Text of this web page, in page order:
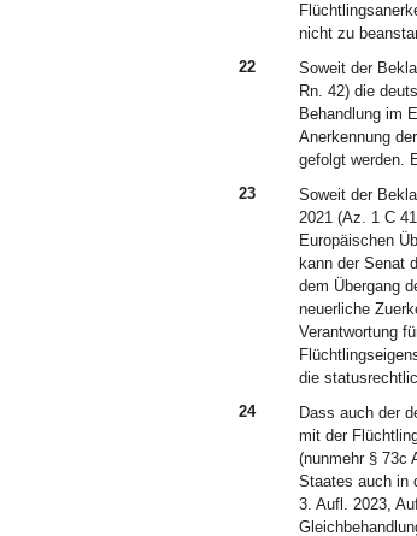
nicht zu
22
Soweit der
Rn. 42) die
Behandlung im
Anerkennung
gefolgt werden.
23
Soweit der
2021 (Az. 1 C
Europäischen
kann der Senat
dem Übergang
neuerliche
Verantwortung
die
24
Dass auch der
mit der
(nunmehr § 73c
Staates auch in
3. Aufl. 2023,